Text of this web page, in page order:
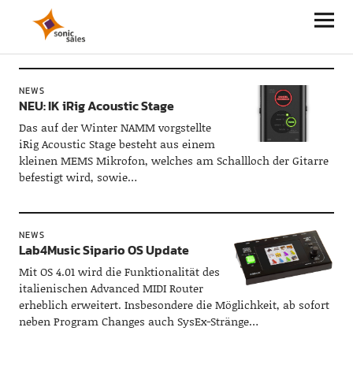
Sonic Sales
NEWS
NEU: IK iRig Acoustic Stage
Das auf der Winter NAMM vorgstellte
iRig Acoustic Stage besteht aus einem
kleinen MEMS Mikrofon, welches am Schallloch der Gitarre
befestigt wird, sowie…
NEWS
Lab4Music Sipario OS Update
Mit OS 4.01 wird die Funktionalität des
italienischen Advanced MIDI Router
erheblich erweitert. Insbesondere die Möglichkeit, ab sofort
neben Program Changes auch SysEx-Stränge…